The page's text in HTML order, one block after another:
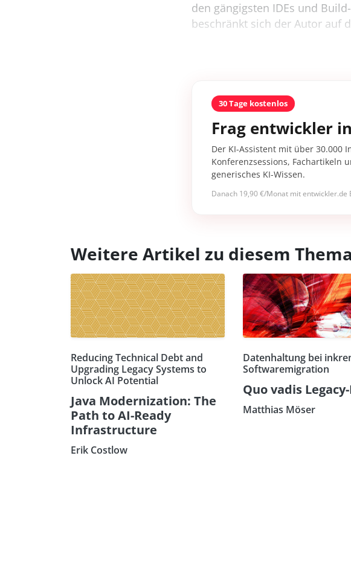
den gängigsten IDEs und
beschränkt sich der Autor auf
30 Tage kostenlos
Frag entwickler
Der KI-Assistent mit über 30.000
Konferenzsessions, Fachartikeln
generisches KI-Wissen.
Danach 19,90 €/Monat mit entwickler.de
Weitere Artikel zu diesem Thema
Reducing Technical Debt and
Upgrading Legacy Systems to
Unlock AI Potential
Java Modernization: The
Path to AI-Ready
Infrastructure
Erik Costlow
Datenhaltung bei
Softwaremigration
Quo vadis
Matthias Möser